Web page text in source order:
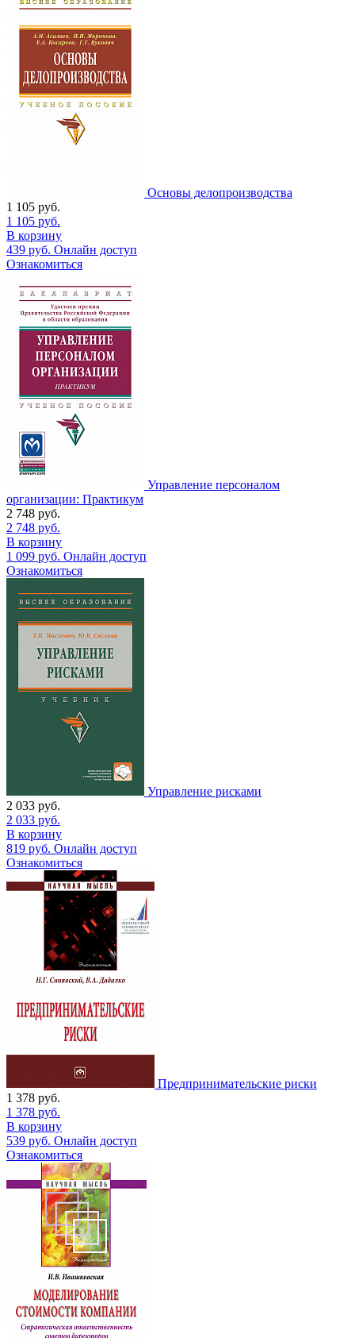
Основы делопроизводства
1 105 руб.
1 105 руб.
В корзину
439 руб. Онлайн доступ
Ознакомиться
Управление персоналом
организации: Практикум
2 748 руб.
2 748 руб.
В корзину
1 099 руб. Онлайн доступ
Ознакомиться
Управление рисками
2 033 руб.
2 033 руб.
В корзину
819 руб. Онлайн доступ
Ознакомиться
Предпринимательские риски
1 378 руб.
1 378 руб.
В корзину
539 руб. Онлайн доступ
Ознакомиться